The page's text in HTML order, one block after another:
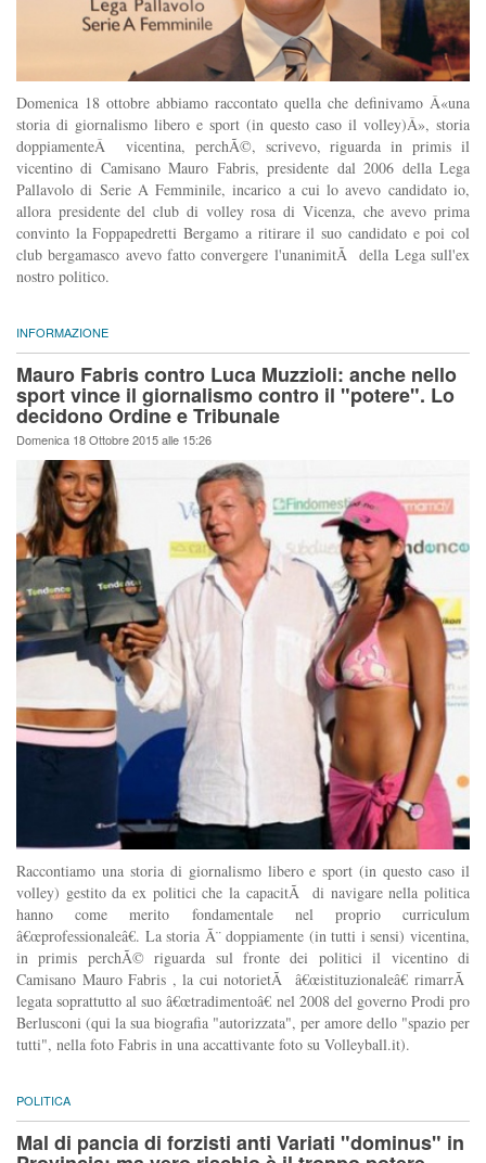
Domenica 18 ottobre abbiamo raccontato quella che definivamo Â«una
storia di giornalismo libero e sport (in questo caso il volley)Â», storia
doppiamenteÂ vicentina, perchÃ©, scrivevo, riguarda in primis il
vicentino di Camisano Mauro Fabris, presidente dal 2006 della Lega
Pallavolo di Serie A Femminile, incarico a cui lo avevo candidato io,
allora presidente del club di volley rosa di Vicenza, che avevo prima
convinto la Foppapedretti Bergamo a ritirare il suo candidato e poi col
club bergamasco avevo fatto convergere l'unanimitÃ della Lega sull'ex
nostro politico.
INFORMAZIONE
Mauro Fabris contro Luca Muzzioli: anche nello
sport vince il giornalismo contro il "potere". Lo
decidono Ordine e Tribunale
Domenica 18 Ottobre 2015 alle 15:26
Raccontiamo una storia di giornalismo libero e sport (in questo caso il
volley) gestito da ex politici che la capacitÃ di navigare nella politica
hanno come merito fondamentale nel proprio curriculum
â€œprofessionaleâ€. La storia Ã¨ doppiamente (in tutti i sensi) vicentina,
in primis perchÃ© riguarda sul fronte dei politici il vicentino di
Camisano Mauro Fabris , la cui notorietÃ â€œistituzionaleâ€ rimarrÃ
legata soprattutto al suo â€œtradimentoâ€ nel 2008 del governo Prodi pro
Berlusconi (qui la sua biografia "autorizzata", per amore dello "spazio per
tutti", nella foto Fabris in una accattivante foto su Volleyball.it).
POLITICA
Mal di pancia di forzisti anti Variati "dominus" in